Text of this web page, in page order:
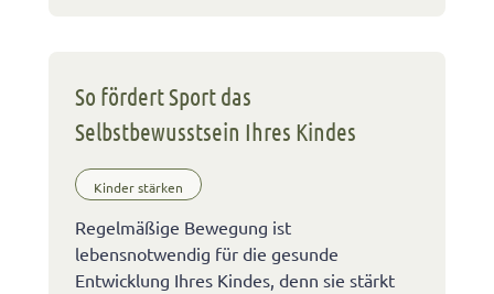
So fördert Sport das
Selbstbewusstsein Ihres Kindes
Kinder stärken
Regelmäßige Bewegung ist
lebensnotwendig für die gesunde
Entwicklung Ihres Kindes, denn sie stärkt